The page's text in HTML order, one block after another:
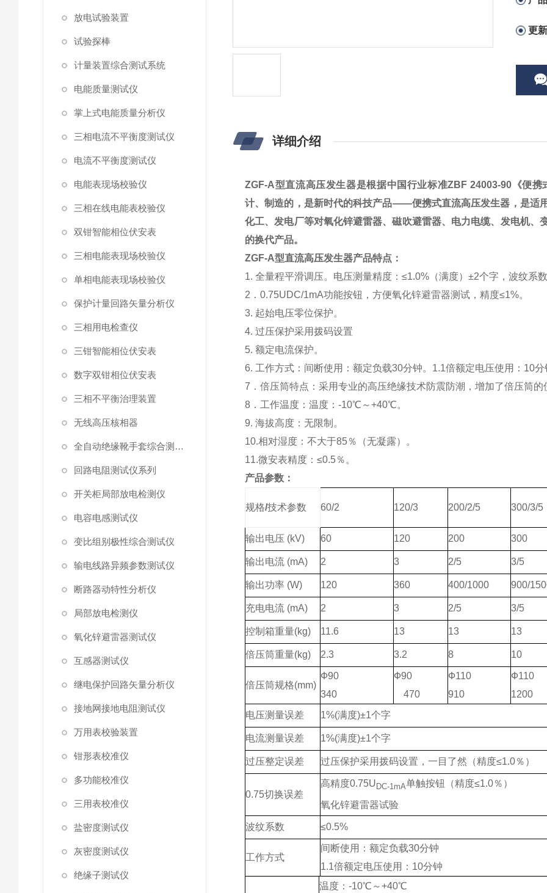
放电试验装置
试验探棒
计量装置综合测试系统
电能质量测试仪
掌上式电能质量分析仪
三相电流不平衡度测试仪
电流不平衡度测试仪
电能表现场校验仪
三相在线电能表校验仪
双钳智能相位伏安表
三相电能表现场校验仪
单相电能表现场校验仪
保护计量回路矢量分析仪
三相用电检查仪
三钳智能相位伏安表
数字双钳相位伏安表
三相不平衡治理装置
无线高压核相器
全自动绝缘靴手套综合测试仪
回路电阻测试仪系列
开关柜局部放电检测仪
电容电感测试仪
变比组别极性综合测试仪
输电线路异频参数测试仪
断路器动特性分析仪
局部放电检测仪
氧化锌避雷器测试仪
互感器测试仪
继电保护回路矢量分析仪
接地网接地电阻测试仪
万用表校验装置
钳形表校准仪
多功能校准仪
三用表校准仪
盐密度测试仪
灰密度测试仪
绝缘子测试仪
更
详细介绍
ZGF-A型直流高压发生器是根据中国行业标准ZBF 24003-90《便
计、制造的，是新时代的科技产品——便携式直流高压发生器，是适
化工、发电厂等对氧化锌避雷器、磁吹避雷器、电力电缆、发电机、
的换代产品。
ZGF-A型直流高压发生器产品特点：
1. 全量程平滑调压。电压测量精度：≤1.0%（满度）±2个字，波纹系
2．0.75UDC/1mA功能按钮，方便氧化锌避雷器测试，精度≤1%。
3. 起始电压零位保护。
4. 过压保护采用拨码设置
5. 额定电流保护。
6. 工作方式：间断使用：额定负载30分钟。1.1倍额定电压使用：10分
7．倍压筒特点：采用专业的高压绝缘技术防震防潮，增加了倍压筒的
8．工作温度：温度：-10℃～+40℃。
9. 海拔高度：无限制。
10.相对湿度：不大于85％（无凝露）。
11.微安表精度：≤0.5％。
产品参数：
规格/技术参数 60/2 120/3 200/2/5 300/3/5
输出电压 (kV) 60 120 200 300
输出电流 (mA) 2 3 2/5 3/5
输出功率 (W) 120 360 400/1000 900/
充电电流 (mA) 2 3 2/5 3/5
控制箱重量(kg) 11.6 13 13 13
倍压筒重量(kg) 2.3 3.2 8 10
倍压筒规格(mm)
Ф90
340
Ф90
470
Ф110
910
Ф110
1200
电压测量误差
1%(满度)±1个字
电流测量误差 1%(满度)±1个字
过压整定误差 过压保护采用拨码设置，一目了然（精度≤1.0％）
0.75切换误差
高精度0.75U DC-1mA单触按钮（精度≤1.0％）
氧化锌避雷器试验
波纹系数 ≤0.5%
工作方式
间断使用：额定负载30分钟
1.1倍额定电压使用： 10分钟
温度：-10℃～+40℃